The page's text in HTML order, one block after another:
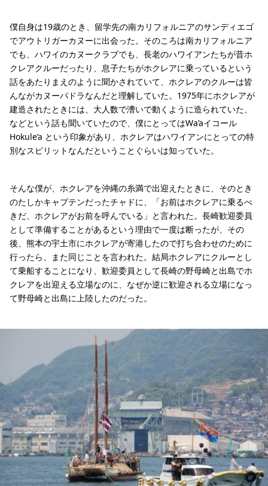
僕自身は19歳のとき、留学先の南カリフォルニアのサンディエゴ
でアウトリガーカヌーに出会った。そのころは南カリフォルニア
でも、ハワイのカヌークラブでも、長老のハワイアンたちが昔ホ
クレアクルーだったり、息子たちがホクレアに乗っているという
話をあたりまえのように聞かされていて、ホクレアのクルーは皆
んながカヌーパドラなんだと理解していた。1975年にホクレアが
建造されたときには、大人数で漕いで動くように造られていた、
などという話も聞いていたので、僕にとってはWa’aイコール
Hokule’a という印象があり、ホクレアはハワイアンにとっての特
別なスピリットなんだということぐらいは知っていた。
そんな僕が、ホクレアを沖縄の糸満で出迎えたときに、そのとき
のたしかキャプテンだったチャドに、「お前はホクレアに乗るべ
きだ、ホクレアがお前を呼んでいる」と言われた。長崎歓迎委員
として準備することがあるという理由で一度は断ったが、その
後、熊本の宇土市にホクレアが寄港したので打ち合わせのために
行ったら、また同じことを言われた。結局ホクレアにクルーとし
て乗船することになり、歓迎委員として長崎の野母崎と出島でホ
クレアを出迎える立場なのに、なぜか逆に歓迎される立場になっ
て野母崎と出島に上陸したのだった。